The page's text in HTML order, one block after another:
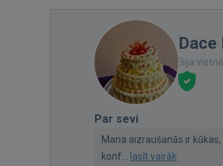
Dace
Bija
Par sevi
Mana aizraušanās ir
konf... lasīt vairāk